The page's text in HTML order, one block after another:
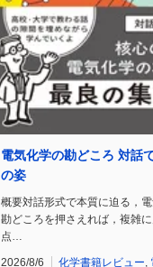
電気化学の勘どころ 対話
の姿
概要対話形式で本質に迫る，電
勘どころを押さえれば，複雑
点…
2026/8/6 化学書籍レビュー